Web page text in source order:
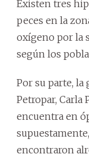
Existen tres
peces en la
oxígeno por la
según los
Por su parte, la
Petropar, Carla
encuentra en
encontraron